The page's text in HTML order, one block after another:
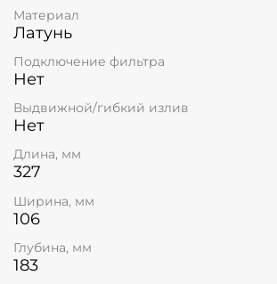
Материал
Латунь
Подключение фильтра
Нет
Выдвижной/гибкий излив
Нет
Длина, мм
327
Ширина, мм
106
Глубина, мм
183